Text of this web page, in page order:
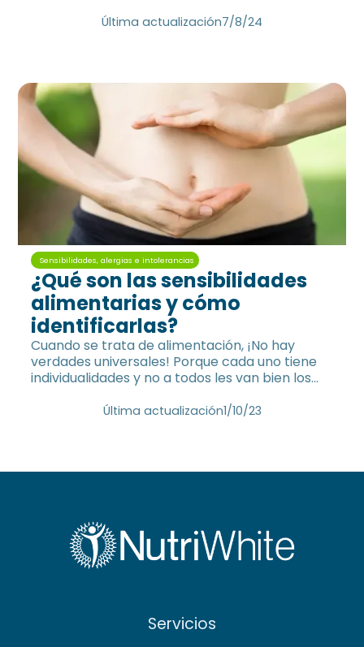
enfermedades cardiovasculares, hasta un
Última actualización7/8/24
Sensibilidades, alergias e intolerancias
¿Qué son las sensibilidades
alimentarias y cómo
identificarlas?
Cuando se trata de alimentación, ¡No hay
verdades universales! Porque cada uno tiene
individualidades y no a todos les van bien los
alimentos que se consideran «sanos».
Última actualización1/10/23
Servicios